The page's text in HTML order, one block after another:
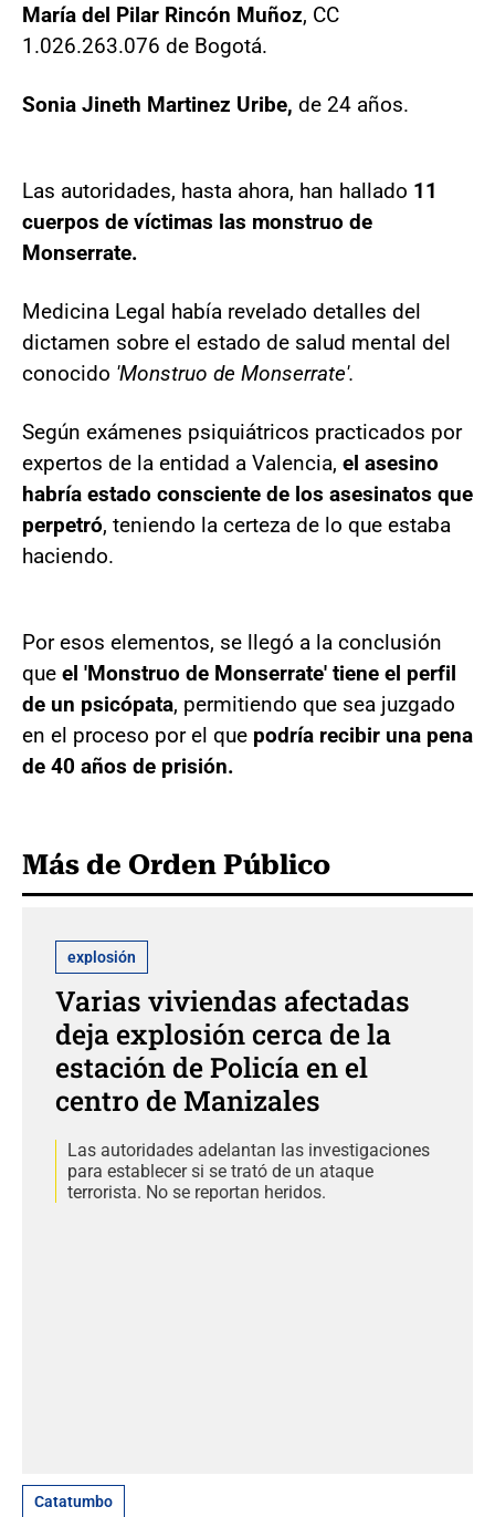
María del Pilar Rincón Muñoz, CC
1.026.263.076 de Bogotá.
Sonia Jineth Martinez Uribe, de 24 años.
Las autoridades, hasta ahora, han hallado 11
cuerpos de víctimas las monstruo de
Monserrate.
Medicina Legal había revelado detalles del
dictamen sobre el estado de salud mental del
conocido 'Monstruo de Monserrate'.
Según exámenes psiquiátricos practicados por
expertos de la entidad a Valencia, el asesino
habría estado consciente de los asesinatos que
perpetró, teniendo la certeza de lo que estaba
haciendo.
Por esos elementos, se llegó a la conclusión
que el 'Monstruo de Monserrate' tiene el perfil
de un psicópata, permitiendo que sea juzgado
en el proceso por el que podría recibir una pena
de 40 años de prisión.
Más de Orden Público
explosión
Varias viviendas afectadas
deja explosión cerca de la
estación de Policía en el
centro de Manizales
Las autoridades adelantan las investigaciones
para establecer si se trató de un ataque
terrorista. No se reportan heridos.
Catatumbo